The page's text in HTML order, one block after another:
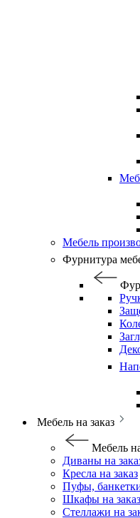
Мебель
Фурнитура
Мебель на заказ
Мебель
Диваны на
Кресла на заказ
Пуфы,
Шкафы на заказ
Стеллажи на